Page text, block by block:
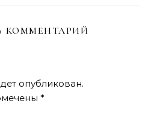
КОММЕНТАРИЙ
опубликован.
*